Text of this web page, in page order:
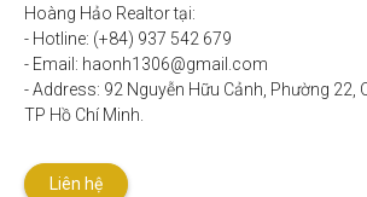
Hoàng Hảo Realtor tại:
- Hotline: (+84) 937 542 679
- Email: haonh1306@gmail.com
- Address: 92 Nguyễn Hữu Cảnh, Phường 22,
TP Hồ Chí Minh.
Liên hệ